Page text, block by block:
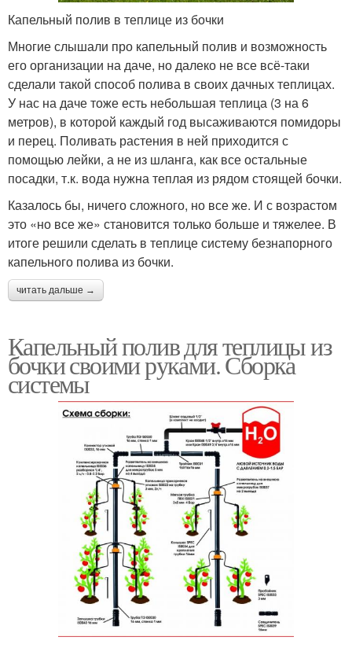
Капельный полив в теплице из бочки
Многие слышали про капельный полив и возможность
его организации на даче, но далеко не все всё-таки
сделали такой способ полива в своих дачных теплицах.
У нас на даче тоже есть небольшая теплица (3 на 6
метров), в которой каждый год высаживаются помидоры
и перец. Поливать растения в ней приходится с
помощью лейки, а не из шланга, как все остальные
посадки, т.к. вода нужна теплая из рядом стоящей бочки.
Казалось бы, ничего сложного, но все же. И с возрастом
это «но все же» становится только больше и тяжелее. В
итоге решили сделать в теплице систему безнапорного
капельного полива из бочки.
читать дальше →
Капельный полив для теплицы из
бочки своими руками. Сборка
системы